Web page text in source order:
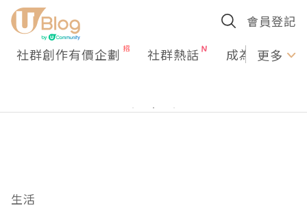
會員登記
社群創作有價企劃 社群熱話 成為U更多
生活